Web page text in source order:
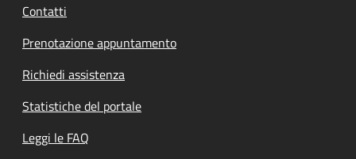
Contatti
Prenotazione appuntamento
Richiedi assistenza
Statistiche del portale
Leggi le FAQ